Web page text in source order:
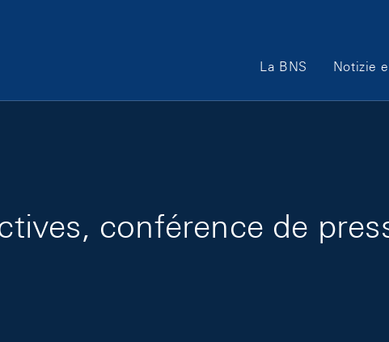
Main Navigation
La BNS Notizie
conférence de